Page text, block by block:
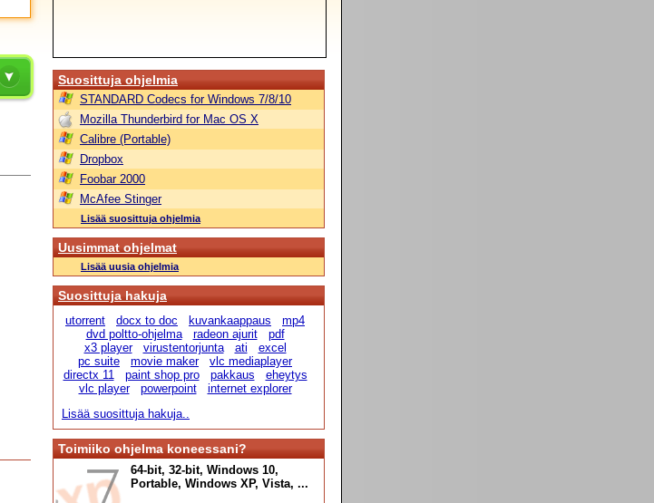
Suosittuja ohjelmia
STANDARD Codecs for Windows 7/8/10
Mozilla Thunderbird for Mac OS X
Calibre (Portable)
Dropbox
Foobar 2000
McAfee Stinger
Lisää suosittuja ohjelmia
Uusimmat ohjelmat
Lisää uusia ohjelmia
Suosittuja hakuja
utorrent docx to doc kuvankaappaus
mp4
dvd poltto-ohjelma
radeon ajurit
pdf
x3 player
virustentorjunta ati
excel
pc suite
movie maker
vlc mediaplayer
directx 11
paint shop pro pakkaus
eheytys
vlc player
powerpoint
internet explorer
Lisää suosittuja hakuja..
Toimiiko ohjelma koneessani?
64-bit, 32-bit, Windows 10,
Portable, Windows XP, Vista, ...